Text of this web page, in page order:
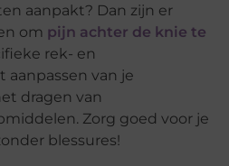
aanpakt? Dan zijn er
om pijn achter de knie te
rek- en
aanpassen van je
dragen van
Zorg goed voor je
blessures!